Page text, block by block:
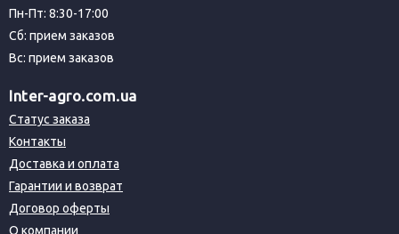
Пн-Пт: 8:30-17:00
Сб: прием заказов
Вс: прием заказов
Inter-agro.com.ua
Статус заказа
Контакты
Доставка и оплата
Гарантии и возврат
Договор оферты
О компании